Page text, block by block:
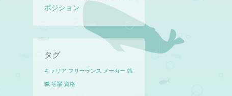
ポジション
タグ
キャリア フリーランス メーカー 就
職 活躍 資格